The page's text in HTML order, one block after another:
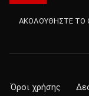
ΑΚΟΛΟΥΘΗΣΤΕ ΤΟ
Όροι χρήσης